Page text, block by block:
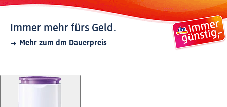
Immer mehr fürs Geld.
Mehr zum dm Dauerpreis